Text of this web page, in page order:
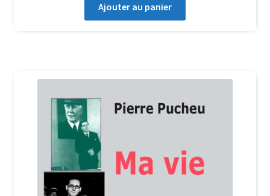
Ajouter au panier